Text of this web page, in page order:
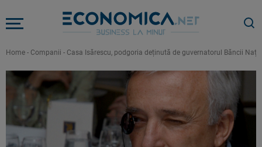
Home - Companii - Casa Isărescu, podgoria deținută de guvernatorul Băncii